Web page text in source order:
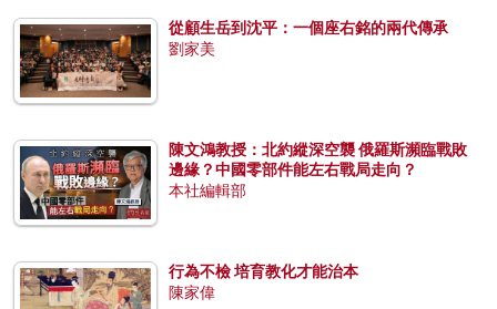
從顧生岳到沈平：一個座右銘的兩代傳承
劉家美
陳文鴻教授：北約縱深空襲 俄羅斯瀕臨戰敗
邊緣？中國零部件能左右戰局走向？
本社編輯部
行為不檢 培育教化才能治本
陳家偉